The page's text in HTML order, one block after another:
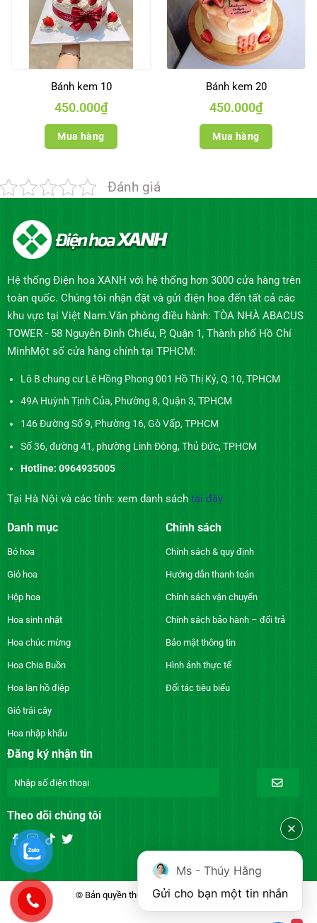
Bánh kem 10
450.000₫
Mua hàng
Bánh kem 20
450.000₫
Mua hàng
Đánh giá
Hệ thống Điện hoa XANH với hệ thống hơn 3000 cửa hàng trên
toàn quốc. Chúng tôi nhận đặt và gửi điện hoa đến tất cả các
khu vực tại Việt Nam.Văn phòng điều hành: TÒA NHÀ ABACUS
TOWER - 58 Nguyễn Đình Chiểu, P, Quận 1, Thành phố Hồ Chí
MinhMột số cửa hàng chính tại TPHCM:
Lô B chung cư Lê Hồng Phong 001 Hồ Thị Kỷ, Q.10, TPHCM
49A Huỳnh Tịnh Của, Phường 8, Quận 3, TPHCM
146 Đường Số 9, Phường 16, Gò Vấp, TPHCM
Số 36, đường 41, phường Linh Đông, Thủ Đức, TPHCM
Hotline: 0964935005
Tại Hà Nội và các tỉnh: xem danh sách tại đây
Danh mục
Bó hoa
Giỏ hoa
Hộp hoa
Hoa sinh nhật
Hoa chúc mừng
Hoa Chia Buồn
Hoa lan hồ điệp
Giỏ trái cây
Hoa nhập khẩu
Chính sách
Chính sách & quy định
Hướng dẫn thanh toán
Chính sách vận chuyển
Chính sách bảo hành – đổi trả
Bảo mật thông tin
Hình ảnh thực tế
Đối tác tiêu biểu
Đăng ký nhận tin
Theo dõi chúng tôi
© Bản quyền thuộc về DienhoaXANH.com
Ms - Thúy Hằng
Gửi cho bạn một tin nhắn